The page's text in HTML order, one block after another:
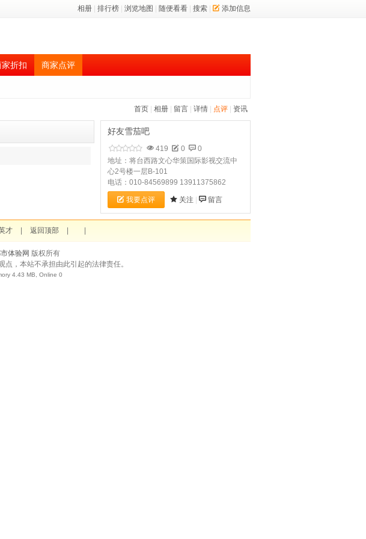
相册 排行榜 浏览地图 随便看看 搜索 添加信息
家折扣 商家点评
首页 相册 留言 详情 点评 资讯
好友雪茄吧
419 0
0
地址：将台西路文心华策国际影视交流中
心2号楼一层B-101
电话：010-84569899 13911375862
我要点评 关注 留言
才 返回顶部
体验网 版权所有
，本站不承担由此引起的法律责任。
4.43 MB, Online 0